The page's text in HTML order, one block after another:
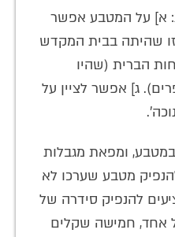
א] על המטבע אפשר
שהיתה בבית המקדש
הברית (שהיו
ג] אפשר לציין על
ומפאת מגבלות
מטבע שערכו לא
להנפיק סידרה של
אחד, חמישה שקלים